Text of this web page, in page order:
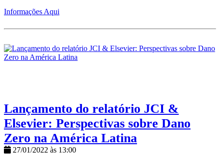
Informações Aqui
Lançamento do relatório JCI &
Elsevier: Perspectivas sobre Dano
Zero na América Latina
27/01/2022 às 13:00